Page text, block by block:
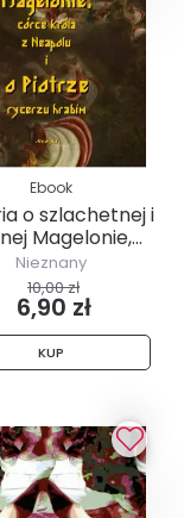
Ebook
o szlachetnej i
Magelonie,...
Nieznany
10,00 zł
6,90 zł
KUP